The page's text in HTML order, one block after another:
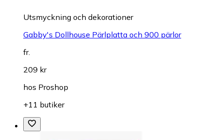
Utsmyckning och dekorationer
Gabby's Dollhouse Pärlplatta och 900 pärlor
fr.
209 kr
hos Proshop
+11 butiker